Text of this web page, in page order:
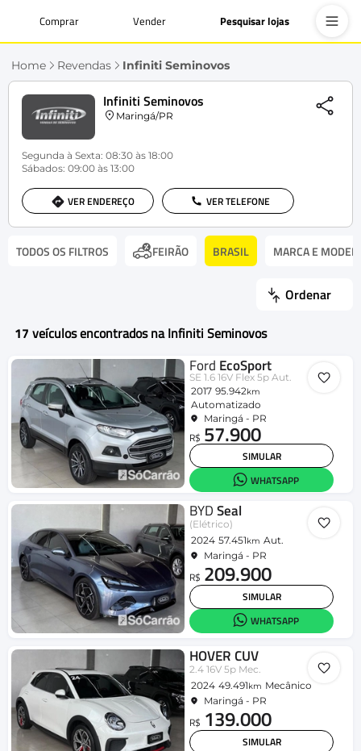
Comprar Vender Pesquisar lojas
Home Revendas Infiniti Seminovos
Infiniti Seminovos
Maringá/PR
Segunda à Sexta: 08:30 às 18:00
Sábados: 09:00 às 13:00
VER ENDEREÇO VER TELEFONE
TODOS OS FILTROS FEIRÃO BRASIL MARCA E
Ordenar
17 veículos encontrados na Infiniti Seminovos
Ford EcoSport
SE 1.6 16V Flex 5p Aut.
2017 95.942km
Automatizado
Maringá - PR
R$ 57.900
SIMULAR
WHATSAPP
BYDSeal
(Elétrico)
2024 57.451km Aut.
Maringá - PR
R$ 209.900
SIMULAR
WHATSAPP
HOVER CUV
2.4 16V 5p Mec.
2024 49.491km Mecânico
Maringá - PR
R$ 139.000
SIMULAR